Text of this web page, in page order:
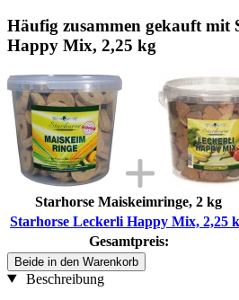
Häufig zusammen gekauft mit
Happy Mix, 2,25 kg
Starhorse Maiskeimringe, 2 kg
Starhorse Leckerli Happy Mix, 2,25
Gesamtpreis:
Beide in den Warenkorb
Beschreibung